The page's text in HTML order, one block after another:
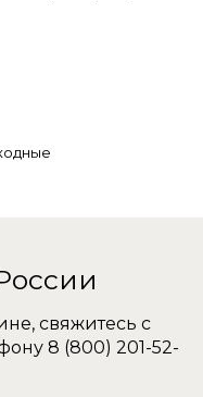
свяжитесь с
8 (800) 201-52-